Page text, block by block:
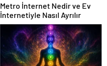
Metro İnternet Nedir ve Ev
İnternetiyle Nasıl Ayrılır